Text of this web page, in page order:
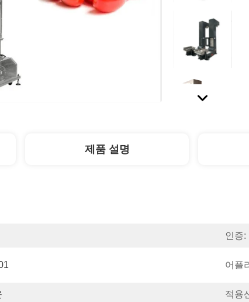
제품 설명
인증:
어플
적용